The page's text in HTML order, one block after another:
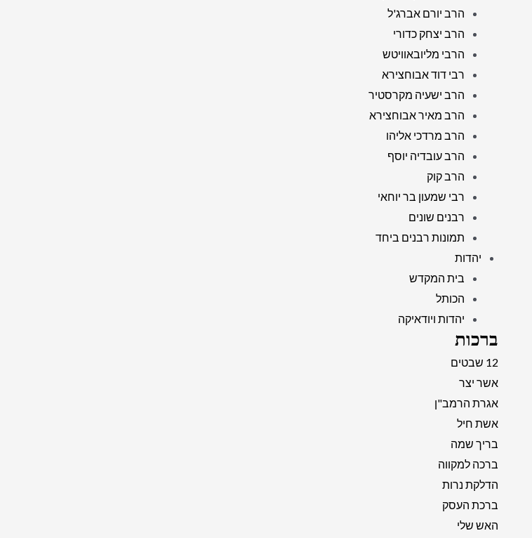
הרב יורם אברג'ל
הרב יצחק כדורי
הרבי מליובאוויטש
רבי דוד אבוחצירא
הרב ישעיה מקרסטיר
הרב מאיר אבוחצירא
הרב מרדכי אליהו
הרב עובדיה יוסף
הרב קוק
רבי שמעון בר יוחאי
רבנים שונים
תמונות רבנים ביחד
יהדות
בית המקדש
הכותל
יהדות ויודאיקה
ברכות
12 שבטים
אשר יצר
אגרת הרמב"ן
אשת חיל
בריך שמה
ברכה למקווה
הדלקת נרות
ברכת העסק
האש שלי